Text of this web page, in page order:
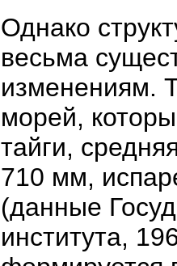
Однако
весьма
изменениям.
морей,
тайги,
710 мм,
(данные
института,